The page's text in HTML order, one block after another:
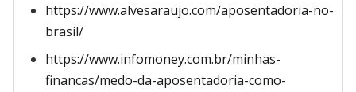
https://www.alvesaraujo.com/aposentadoria-no-
brasil/
https://www.infomoney.com.br/minhas-
financas/medo-da-aposentadoria-como-